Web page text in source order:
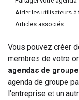
Aider les utilisateurs
Articles associés
Vous pouvez créer
membres de votre
agendas de groupe
agenda de groupe
l'entreprise et un